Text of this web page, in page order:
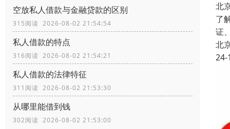
空放私人借款与金融贷款的区别
315阅读 2026-08-02 21:54:54
私人借款的特点
316阅读 2026-08-02 21:54:21
私人借款的法律特征
311阅读 2026-08-02 21:53:30
从哪里能借到钱
302阅读 2026-08-02 21:53:00
北
了
证
北
24-